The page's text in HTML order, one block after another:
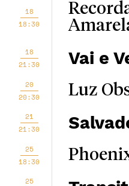
18
18:30
18
21:30
Vai e
20
20:30
Luz
21
21:30
25
18:30
25